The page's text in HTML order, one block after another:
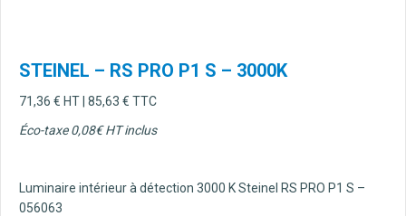
STEINEL – RS PRO P1 S – 3000K
71,36 € HT | 85,63 € TTC
Éco-taxe 0,08€ HT inclus
Luminaire intérieur à détection 3000 K Steinel RS PRO P1 S –
056063